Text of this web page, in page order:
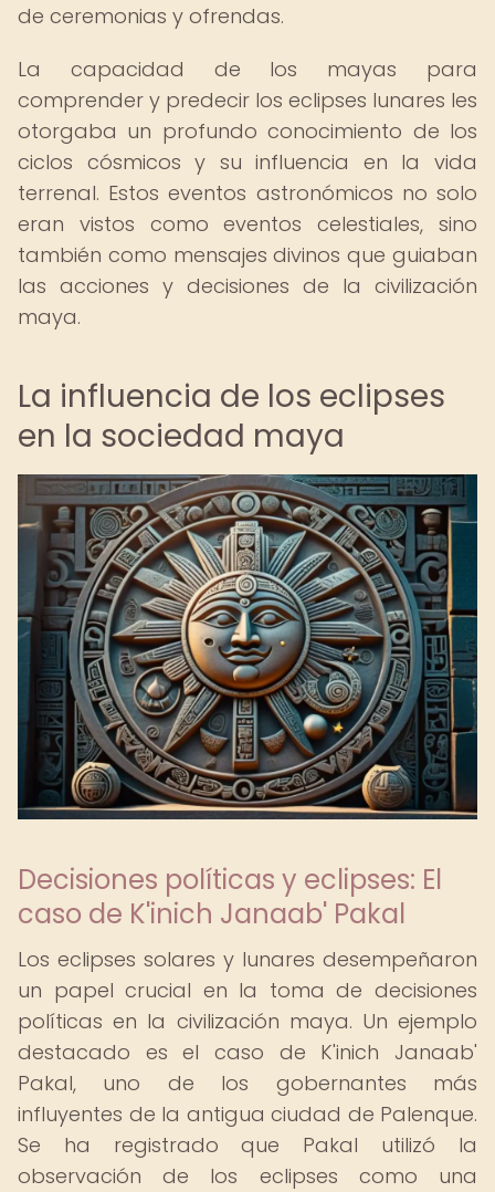
de ceremonias y ofrendas.
La capacidad de los mayas para
comprender y predecir los eclipses lunares les
otorgaba un profundo conocimiento de los
ciclos cósmicos y su influencia en la vida
terrenal. Estos eventos astronómicos no solo
eran vistos como eventos celestiales, sino
también como mensajes divinos que guiaban
las acciones y decisiones de la civilización
maya.
La influencia de los eclipses
en la sociedad maya
Decisiones políticas y eclipses: El
caso de K'inich Janaab' Pakal
Los eclipses solares y lunares desempeñaron
un papel crucial en la toma de decisiones
políticas en la civilización maya. Un ejemplo
destacado es el caso de K'inich Janaab'
Pakal, uno de los gobernantes más
influyentes de la antigua ciudad de Palenque.
Se ha registrado que Pakal utilizó la
observación de los eclipses como una